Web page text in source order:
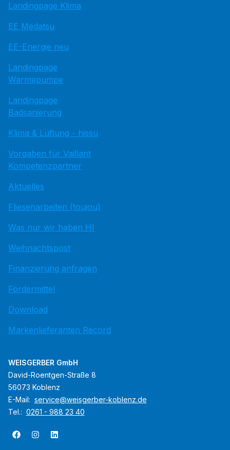
Landingpage Klima
EE Medatsu
EE-Energie neu
Landingpage
Wärmepumpe
Landingpage
Badsanierung
Klima & Lüftung - hissu
Vorgaben für Vaillant
Kompetenzpartner
Aktuelles
Fliesenarbeiten (toujou)
Was nur wir haben HI
Weihnachtspost
Finanzierung anfragen
Fördermittel
Download
Markenlieferanten Record
WEISGERBER GmbH
David-Roentgen-Straße 8
56073 Koblenz
E-Mail: service@weisgerber-koblenz.de
Tel.: 0261 - 988 23 40